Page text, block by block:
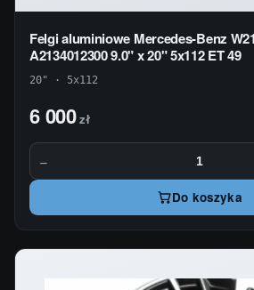
Felgi aluminiowe Mercedes-Benz
A2134012300 9.0" x 20" 5x112 ET 49
20" · 5x112
6 000zł
−
Do koszyka